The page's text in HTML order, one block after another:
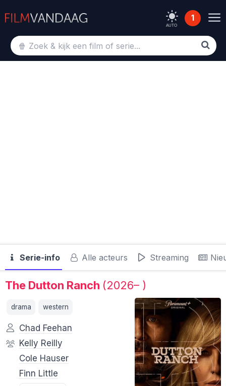
AUTO
1
Serie-info Alle acteurs Streaming
The Dutton Ranch (2026– )
drama western
Chad Feehan
Kelly Reilly
Cole Hauser
Finn Little